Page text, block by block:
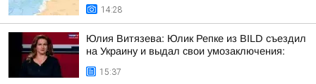
14:28
Юлия Витязева: Юлик Репке из BILD съездил
на Украину и выдал свои умозаключения:
15:37